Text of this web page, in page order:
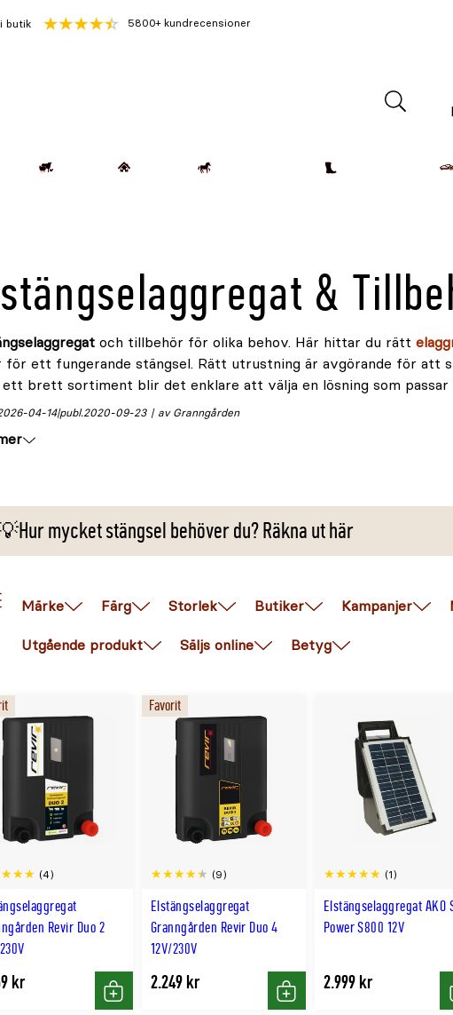
butik 5800+ kundrecensioner
&
och tillbehör för olika behov. Här hittar du rätt
för ett fungerande stängsel. Rätt utrustning är avgörande för att
ett brett sortiment blir det enklare att välja en lösning som passar
publ.2020-09-23
04-14 av Granngården
mycket stängsel behöver du? Räkna ut här
Märke Färg Storlek Butiker Kampanjer
Utgående produkt Säljs online Betyg
Revir Duo 2
(4)
kr
Köp
Elstängselaggregat
Granngården Revir Duo 4
12V/230V
(9)
Favorit
2.249 kr
Köp
Elstängselaggregat AKO
Power S800 12V
(1)
2.999 kr